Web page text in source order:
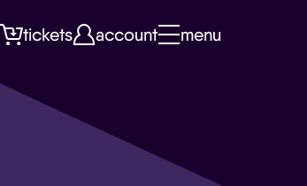
tickets account menu